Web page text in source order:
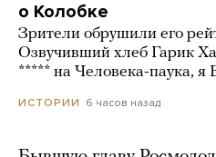
о Колобке
Зрители обрушили его
Озвучивший хлеб Гарик
***** на Человека-паука,
ИСТОРИИ 6 часов назад